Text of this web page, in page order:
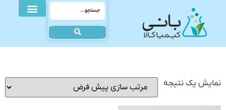
نمایش یک نتیجه